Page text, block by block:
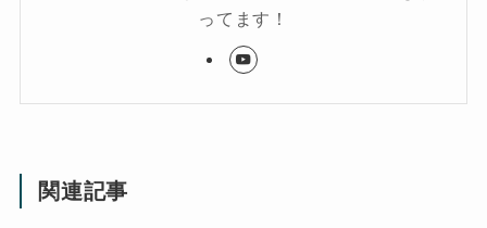
ってます！
関連記事